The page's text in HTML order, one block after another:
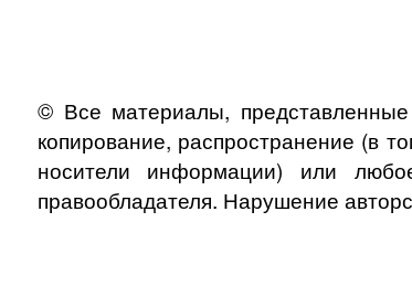
© Все материалы,
копирование, распространение (в
носители информации) или
правообладателя. Нарушение